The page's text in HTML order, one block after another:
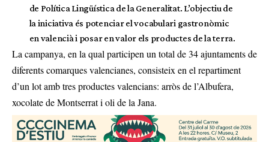
de Política Lingüística de la Generalitat. L’objectiu de
la iniciativa és potenciar el vocabulari gastronòmic
en valencià i posar en valor els productes de la terra.
La campanya, en la qual participen un total de 34 ajuntaments de
diferents comarques valencianes, consisteix en el repartiment
d’un lot amb tres productes valencians: arròs de l’Albufera,
xocolate de Montserrat i oli de la Jana.